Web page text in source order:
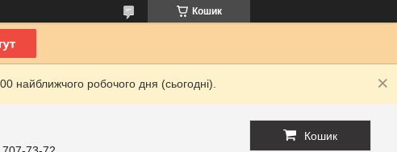
Кошик
найближчого робочого дня (сьогодні).
Кошик